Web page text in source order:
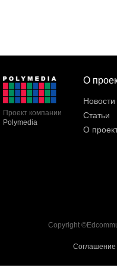
Проект компании
Polymedia
О
Новости
Статьи
О
Copyright
Соглашение